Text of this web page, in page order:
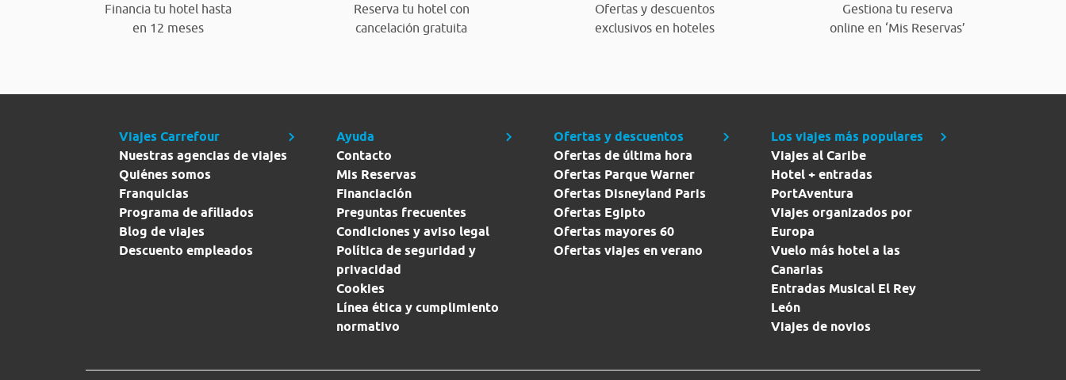
Financia tu hotel hasta
en 12 meses
Reserva tu hotel con
cancelación gratuita
Ofertas y descuentos
exclusivos en hoteles
Gestiona tu reserva
online en ‘Mis Reservas’
Viajes Carrefour
Nuestras agencias de viajes
Quiénes somos
Franquicias
Programa de afiliados
Blog de viajes
Descuento empleados
Ayuda
Contacto
Mis Reservas
Financiación
Preguntas frecuentes
Condiciones y aviso legal
Política de seguridad y
privacidad
Cookies
Línea ética y cumplimiento
normativo
Ofertas y descuentos
Ofertas de última hora
Ofertas Parque Warner
Ofertas Disneyland Paris
Ofertas Egipto
Ofertas mayores 60
Ofertas viajes en verano
Los viajes más populares
Viajes al Caribe
Hotel + entradas
PortAventura
Viajes organizados por
Europa
Vuelo más hotel a las
Canarias
Entradas Musical El Rey
León
Viajes de novios